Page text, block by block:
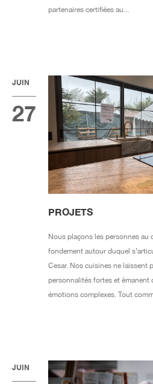
partenaires certifiées au...
JUIN
27
PROJETS
Nous plaçons les personnes au
fondement autour duquel
Cesar. Nos cuisines ne laissent
personnalités fortes et émanent
émotions complexes. Tout
JUIN